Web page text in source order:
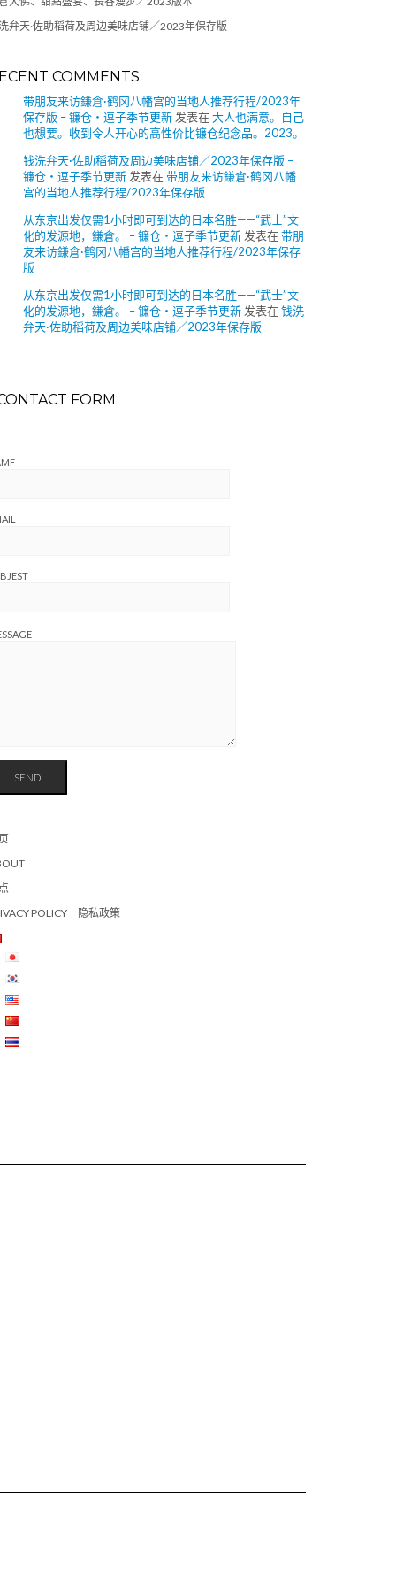
弁天·佐助稻荷及周边美味店铺／2023年保存版
COMMENTS
带朋友来访鎌倉·鹤冈八幡宫的当地人推荐行程/2023年
保存版 – 镰仓・逗子季节更新 发表在大人也满意。自己
也想要。收到令人开心的高性价比镰仓纪念品。2023。
钱洗弁天·佐助稻荷及周边美味店铺／2023年保存版 –
镰仓・逗子季节更新 发表在带朋友来访鎌倉·鹤冈八幡
宫的当地人推荐行程/2023年保存版
从东京出发仅需1小时即可到达的日本名胜——“武士”文
化的发源地，鎌倉。 – 镰仓・逗子季节更新 发表在带朋
友来访鎌倉·鹤冈八幡宫的当地人推荐行程/2023年保存
版
从东京出发仅需1小时即可到达的日本名胜——“武士”文
化的发源地，鎌倉。 – 镰仓・逗子季节更新 发表在钱洗
弁天·佐助稻荷及周边美味店铺／2023年保存版
FORM
POLICY 隐私政策